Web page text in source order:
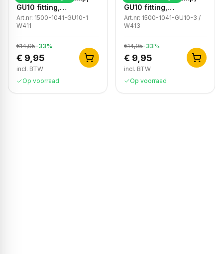
GU10 fitting,
Aluminium, IP65, Wit
Art.nr: 1500-1041-GU10-1
W411
€14,95-33%
€ 9,95
incl. BTW
Op voorraad
GU10 fitting,
Aluminium, IP65, Zwart
Art.nr: 1500-1041-GU10-3 /
W413
€14,95-33%
€ 9,95
incl. BTW
Op voorraad